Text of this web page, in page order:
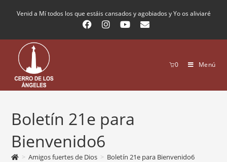
Venid a Mí todos los que estáis cansados y agobiados y Yo os aliviaré
0 Menú
Boletín 21e para
Bienvenido6
> Amigos fuertes de Dios > Boletín 21e para Bienvenido6